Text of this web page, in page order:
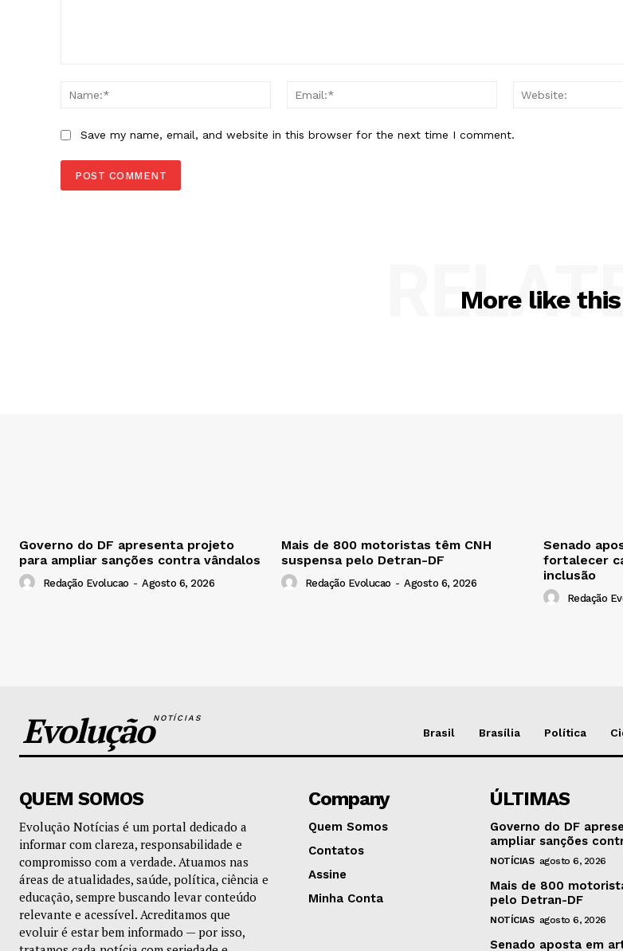
Name:*
Email:*
Save my name, email, and website in this browser for the next time I comment.
More like this
Governo do DF apresenta projeto
para ampliar sanções contra vândalos
Redação Evolucao - Agosto 6, 2026
Mais de 800 motoristas têm CNH
suspensa pelo Detran-DF
Redação Evolucao - Agosto 6, 2026
Senado
fortalecer
inclusão
Redação
EvoluçãoNOTÍCIAS
Brasil Brasília Política
QUEM SOMOS
Evolução Notícias é um portal dedicado a
informar com clareza, responsabilidade e
compromisso com a verdade. Atuamos nas
áreas de atualidades, saúde, política, ciência e
educação, sempre buscando levar conteúdo
relevante e acessível. Acreditamos que
evoluir é estar bem informado — por isso,
Company
Quem Somos
Contatos
Assine
Minha Conta
ÚLTIMAS
Governo do DF
ampliar sanções
NOTÍCIAS agosto 6, 2026
Mais de 800
pelo Detran-DF
NOTÍCIAS agosto 6, 2026
Senado aposta em